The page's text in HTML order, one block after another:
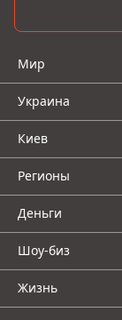
Мир
Украина
Киев
Регионы
Деньги
Шоу-биз
Жизнь